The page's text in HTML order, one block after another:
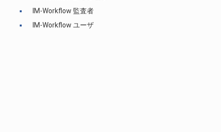
IM-Workflow 監査者
IM-Workflow ユーザ